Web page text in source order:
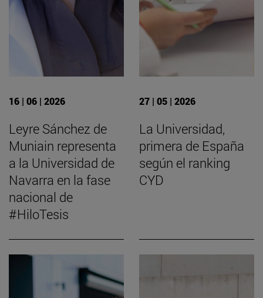
16 | 06 | 2026
Leyre Sánchez de
Muniain representa
a la Universidad de
Navarra en la fase
nacional de
#HiloTesis
27 | 05 | 2026
La Universidad,
primera de España
según el ranking
CYD